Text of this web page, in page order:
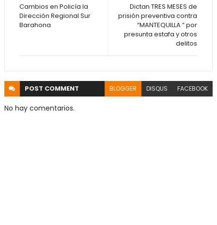
Dictan TRES MESES de
prisión preventiva contra
“MANTEQUILLA ” por
presunta estafa y otros
delitos
Cambios en Policía la
Dirección Regional Sur
Barahona
POST COMMENT BLOGGER DISQUS FACEBOOK
No hay comentarios.